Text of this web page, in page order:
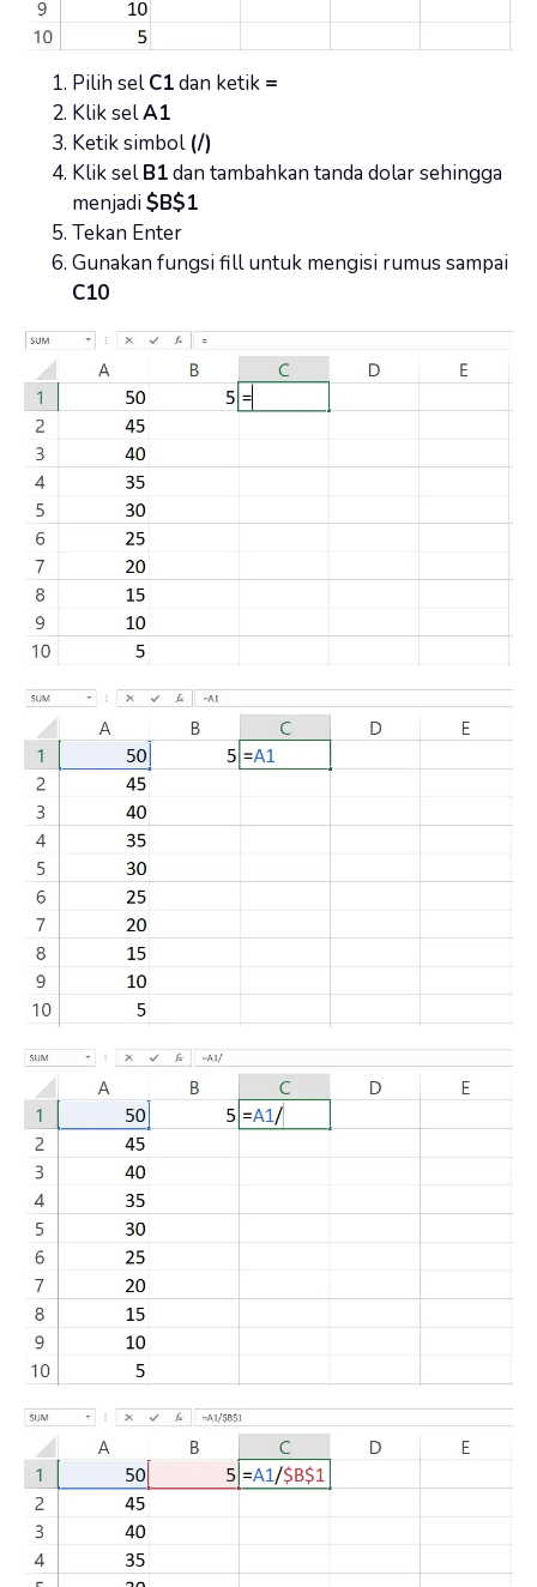
Pilih selC1dan ketik =
Klik selA1
Ketik simbol (/)
Klik selB1dan tambahkan tanda dolar sehingga
menjadi$B$1
Tekan Enter
Gunakan fungsi fill untuk mengisi rumus sampai
C10